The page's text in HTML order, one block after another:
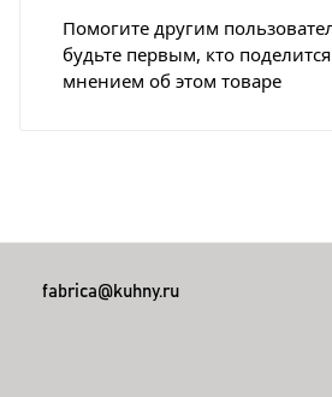
Помогите другим
будьте первым, кто
мнением об этом товаре
fabrica@kuhny.ru